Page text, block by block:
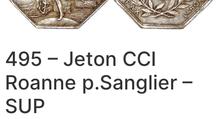
495 – Jeton CCI
Roanne p.Sanglier –
SUP